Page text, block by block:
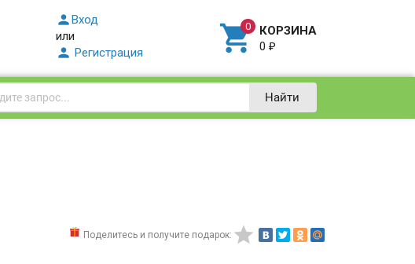
Вход
или
 Регистрация  КОРЗИНА
0₽
Найти
Поделитесь и получите подарок: 